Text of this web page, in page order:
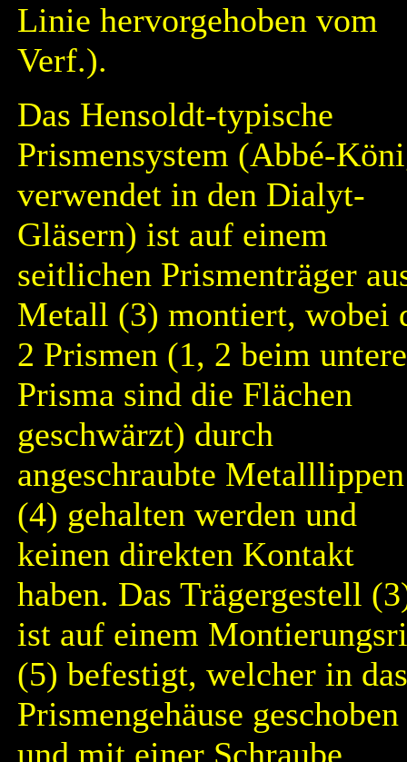
Linie hervorgehoben vom
Verf.).
Das Hensoldt-typische
Prismensystem (Abbé-
verwendet in den Dialyt-
Gläsern) ist auf einem
seitlichen Prismenträger
Metall (3) montiert, wobei
2 Prismen (1, 2 beim
Prisma sind die Flächen
geschwärzt) durch
angeschraubte Metalllippen
(4) gehalten werden und
keinen direkten Kontakt
haben. Das Trägergestell
ist auf einem
(5) befestigt, welcher in das
Prismengehäuse geschoben
und mit einer Schraube